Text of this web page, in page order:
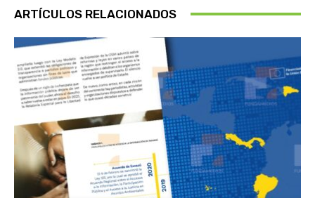
ARTÍCULOS RELACIONADOS